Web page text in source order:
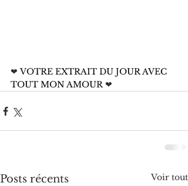
❤ VOTRE EXTRAIT DU JOUR AVEC
TOUT MON AMOUR ❤
Posts récents Voir tout